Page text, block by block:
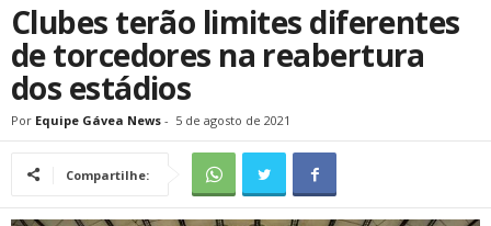
Clubes terão limites diferentes
de torcedores na reabertura
dos estádios
Por Equipe Gávea News - 5 de agosto de 2021
Compartilhe: